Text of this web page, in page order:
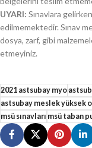
UYARI: Sınavlara
edilmemektedir. Sınav
dosya, zarf, gibi
etmeyiniz.
2021 astsubay myo
astsubay meslek yüksek
msü sınavları msü taban